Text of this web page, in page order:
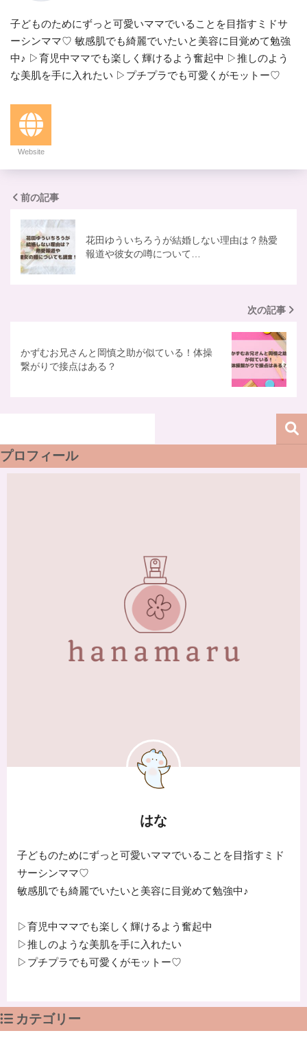
子どものためにずっと可愛いママでいることを目指すミドサ
ーシンママ♡ 敏感肌でも綺麗でいたいと美容に目覚めて勉強
中♪ ▷育児中ママでも楽しく輝けるよう奮起中 ▷推しのよう
な美肌を手に入れたい ▷プチプラでも可愛くがモットー♡
Website
前の記事
花田ゆういちろうが結婚しない理由は？熱愛
報道や彼女の噂について…
次の記事
かずむお兄さんと岡慎之助が似ている！体操
繋がりで接点はある？
プロフィール
はな
子どものためにずっと可愛いママでいることを目指すミド
サーシンママ♡
敏感肌でも綺麗でいたいと美容に目覚めて勉強中♪
▷育児中ママでも楽しく輝けるよう奮起中
▷推しのような美肌を手に入れたい
▷プチプラでも可愛くがモットー♡
カテゴリー